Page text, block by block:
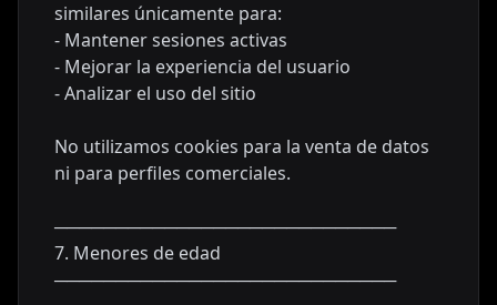
similares únicamente para:
- Mantener sesiones activas
- Mejorar la experiencia del usuario
- Analizar el uso del sitio
No utilizamos cookies para la venta de datos
ni para perfiles comerciales.
────────────────────────────
7. Menores de edad
────────────────────────────